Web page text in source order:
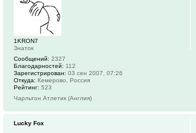
1KRON7
Знаток
Сообщений: 2327
Благодарностей: 112
Зарегистрирован: 03 сен 2007, 07:26
Откуда: Кемерово, Россия
Рейтинг: 523
Чарльтон Атлетик (Англия)
Lucky Fox